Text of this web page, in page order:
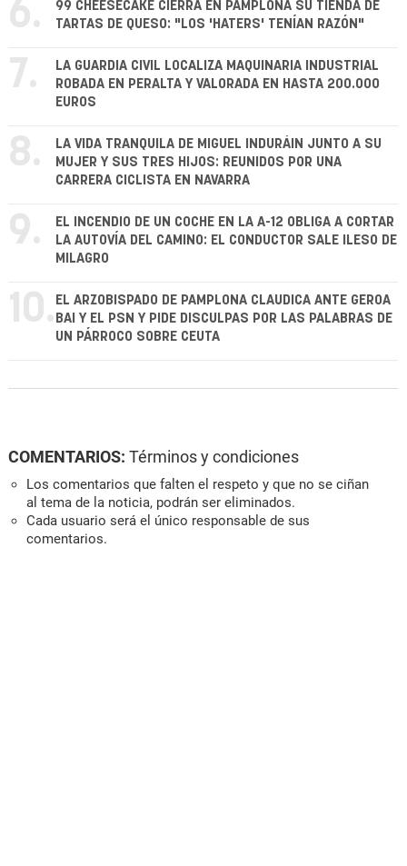
6.
99 CHEESECAKE CIERRA EN PAMPLONA SU TIENDA DE
TARTAS DE QUESO: "LOS 'HATERS' TENÍAN RAZÓN"
7.
LA GUARDIA CIVIL LOCALIZA MAQUINARIA INDUSTRIAL
ROBADA EN PERALTA Y VALORADA EN HASTA 200.000
EUROS
8.
LA VIDA TRANQUILA DE MIGUEL INDURÁIN JUNTO A SU
MUJER Y SUS TRES HIJOS: REUNIDOS POR UNA
CARRERA CICLISTA EN NAVARRA
9.
EL INCENDIO DE UN COCHE EN LA A-12 OBLIGA A CORTAR
LA AUTOVÍA DEL CAMINO: EL CONDUCTOR SALE ILESO DE
MILAGRO
10. EL ARZOBISPADO DE PAMPLONA CLAUDICA ANTE GEROA
BAI Y EL PSN Y PIDE DISCULPAS POR LAS PALABRAS DE
UN PÁRROCO SOBRE CEUTA
COMENTARIOS: Términos y condiciones
Los comentarios que falten el respeto y que no se ciñan
al tema de la noticia, podrán ser eliminados.
Cada usuario será el único responsable de sus
comentarios.